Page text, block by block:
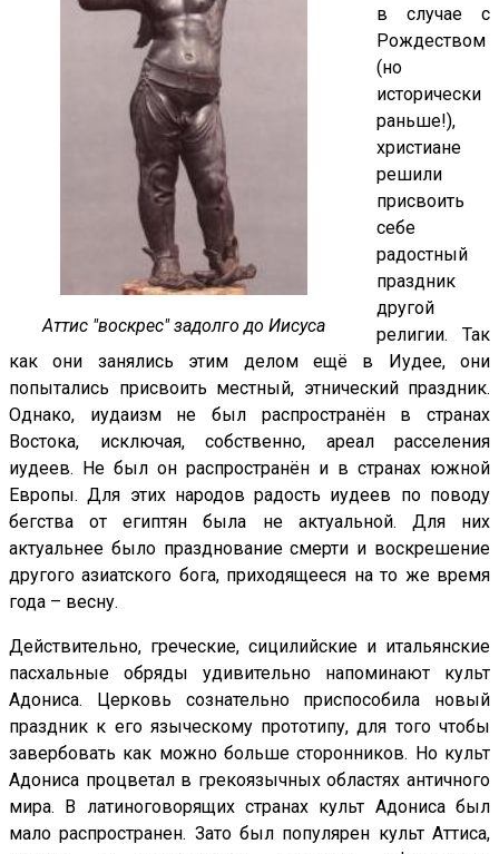
Аттис "воскрес" задолго до Иисуса
в случае с
Рождеством
(но
исторически
раньше!),
христиане
решили
присвоить
себе
радостный
праздник
другой
религии. Так
как они занялись этим делом ещё в Иудее, они
попытались присвоить местный, этнический праздник.
Однако, иудаизм не был распространён в странах
Востока, исключая, собственно, ареал расселения
иудеев. Не был он распространён и в странах южной
Европы. Для этих народов радость иудеев по поводу
бегства от египтян была не актуальной. Для них
актуальнее было празднование смерти и воскрешение
другого азиатского бога, приходящееся на то же время
года – весну.
Действительно, греческие, сицилийские и итальянские
пасхальные обряды удивительно напоминают культ
Адониса. Церковь сознательно приспособила новый
праздник к его языческому прототипу, для того чтобы
завербовать как можно больше сторонников. Но культ
Адониса процветал в грекоязычных областях античного
мира. В латиноговорящих странах культ Адониса был
мало распространен. Зато был популярен культ Аттиса,